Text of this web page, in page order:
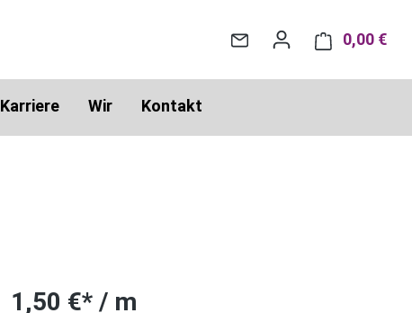
0,00 €
Karriere Wir Kontakt
1,50 €* / m